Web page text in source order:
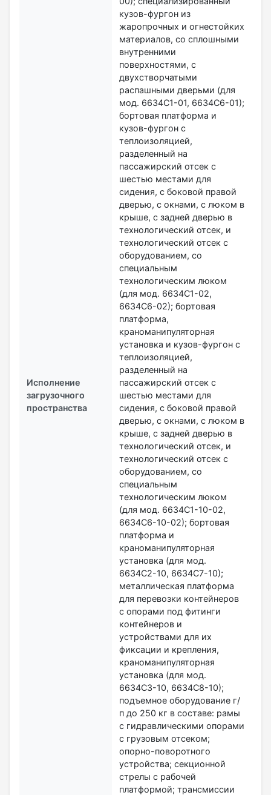
Исполнение
загрузочного
пространства
кузов-фургон из
жаропрочных и огнестойких
материалов, со сплошными
внутренними
поверхностями, с
двухстворчатыми
распашными дверьми (для
мод. 6634С1-01, 6634С6-01);
бортовая платформа и
кузов-фургон с
теплоизоляцией,
разделенный на
пассажирский отсек с
шестью местами для
сидения, с боковой правой
дверью, с окнами, с люком в
крыше, с задней дверью в
технологический отсек, и
технологический отсек с
оборудованием, со
специальным
технологическим люком
(для мод. 6634С1-02,
6634С6-02); бортовая
платформа,
краноманипуляторная
установка и кузов-фургон с
теплоизоляцией,
разделенный на
пассажирский отсек с
шестью местами для
сидения, с боковой правой
дверью, с окнами, с люком в
крыше, с задней дверью в
технологический отсек, и
технологический отсек с
оборудованием, со
специальным
технологическим люком
(для мод. 6634С1-10-02,
6634С6-10-02); бортовая
платформа и
краноманипуляторная
установка (для мод.
6634С2-10, 6634С7-10);
металлическая платформа
для перевозки контейнеров
с опорами под фитинги
контейнеров и
устройствами для их
фиксации и крепления,
краноманипуляторная
установка (для мод.
6634С3-10, 6634С8-10);
подъемное оборудование г/
п до 250 кг в составе: рамы
с гидравлическими опорами
с грузовым отсеком;
опорно-поворотного
устройства; секционной
стрелы с рабочей
платформой; трансмиссии